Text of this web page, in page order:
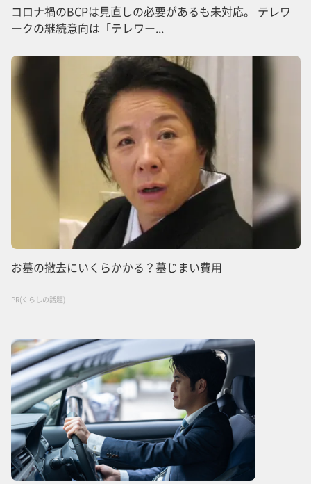
コロナ禍のBCPは見直しの必要があるも未対応。 テレワ
ークの継続意向は「テレワー...
お墓の撤去にいくらかかる？墓じまい費用
PR(くらしの話題)